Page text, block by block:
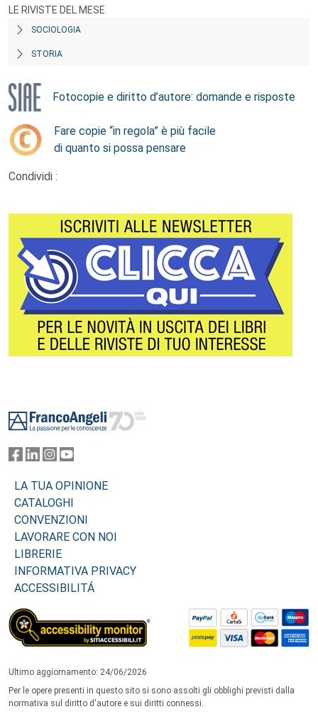
LE RIVISTE DEL MESE
SOCIOLOGIA
STORIA
Fotocopie e diritto d’autore: domande e risposte
Fare copie “in regola” è più facile
di quanto si possa pensare
Condividi :
LA TUA OPINIONE
CATALOGHI
CONVENZIONI
LAVORARE CON NOI
LIBRERIE
INFORMATIVA PRIVACY
ACCESSIBILITÁ
Ultimo aggiornamento: 24/06/2026
Per le opere presenti in questo sito si sono assolti gli obblighi previsti dalla
normativa sul diritto d'autore e sui diritti connessi.